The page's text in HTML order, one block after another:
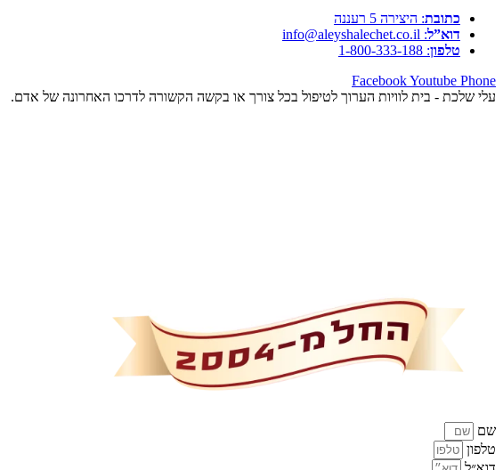
כתובת: היצירה 5 רעננה
דוא”ל: info@aleyshalechet.co.il
טלפון: 1-800-333-188
FacebookYoutube Phone
עלי שלכת - בית לוויות הערוך לטיפול בכל צורך או בקשה הקשורה לדרכו האחרונה של אדם.
שם
טלפון